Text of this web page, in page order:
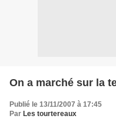
On a marché sur la
Publié le 13/11/2007 à 17:45
Par Les tourtereaux